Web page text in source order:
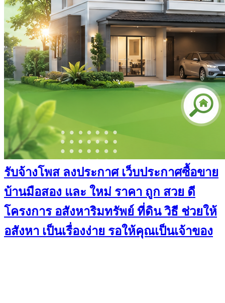
รับจ้างโพส ลงประกาศ เว็บประกาศซื้อขาย
บ้านมือสอง และ ใหม่ ราคา ถูก สวย ดี
โครงการ อสังหาริมทรัพย์ ที่ดิน วิธี ช่วยให้
อสังหา เป็นเรื่องง่าย รอให้คุณเป็นเจ้าของ